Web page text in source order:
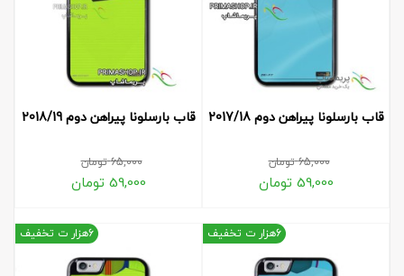
قاب بارسلونا پیراهن دوم 2017/18
65,000تومان
59,000 تومان
قاب بارسلونا پیراهن دوم 2018/19
65,000تومان
59,000 تومان
6هزار ت تخفیف 6هزار ت تخفیف